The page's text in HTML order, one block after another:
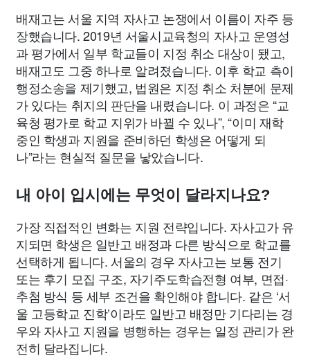
배재고는 서울 지역 자사고 논쟁에서 이름이 자주 등
장했습니다. 2019년 서울시교육청의 자사고 운영성
과 평가에서 일부 학교들이 지정 취소 대상이 됐고,
배재고도 그중 하나로 알려졌습니다. 이후 학교 측이
행정소송을 제기했고, 법원은 지정 취소 처분에 문제
가 있다는 취지의 판단을 내렸습니다. 이 과정은 “교
육청 평가로 학교 지위가 바뀔 수 있나”, “이미 재학
중인 학생과 지원을 준비하던 학생은 어떻게 되
나”라는 현실적 질문을 낳았습니다.
내 아이 입시에는 무엇이 달라지나요?
가장 직접적인 변화는 지원 전략입니다. 자사고가 유
지되면 학생은 일반고 배정과 다른 방식으로 학교를
선택하게 됩니다. 서울의 경우 자사고는 보통 전기
또는 후기 모집 구조, 자기주도학습전형 여부, 면접·
추첨 방식 등 세부 조건을 확인해야 합니다. 같은 ‘서
울 고등학교 진학’이라도 일반고 배정만 기다리는 경
우와 자사고 지원을 병행하는 경우는 일정 관리가 완
전히 달라집니다.